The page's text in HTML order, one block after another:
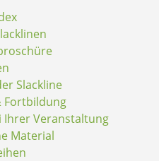
Slackline
Fortbildung
Ihrer Veranstaltung
Material